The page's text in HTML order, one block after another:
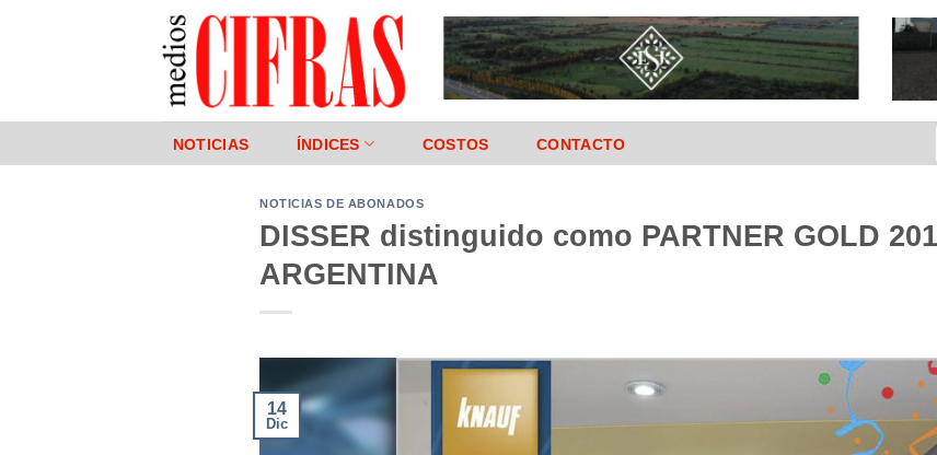
NOTICIAS ÍNDICES COSTOS CONTACTO
NOTICIAS DE ABONADOS
DISSER distinguido como PARTNER GOLD
ARGENTINA
14
Dic